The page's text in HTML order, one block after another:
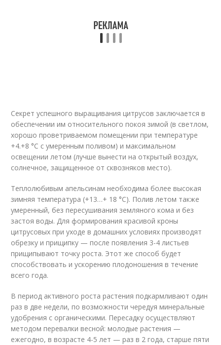
Секрет успешного выращивания цитрусов заключается в
обеспечении им относительного покоя зимой (в светлом,
хорошо проветриваемом помещении при температуре
+4.+8 °C с умеренным поливом) и максимальном
освещении летом (лучше вынести на открытый воздух,
солнечное, защищенное от сквозняков место).
Теплолюбивым апельсинам необходима более высокая
зимняя температура (+13…+ 18 °C). Полив летом также
умеренный, без пересушивания земляного кома и без
застоя воды. Для формирования красивой кроны
цитрусовых при уходе в домашних условиях производят
обрезку и прищипку — после появления 3-4 листьев
прищипывают точку роста. Этот же способ будет
способствовать и ускорению плодоношения в течение
всего года.
В период активного роста растения подкармливают один
раз в две недели, по возможности чередуя минеральные
удобрения с органическими. Пересадку осуществляют
методом перевалки весной: молодые растения —
ежегодно, в возрасте 4-5 лет — раз в 2 года, старше пяти